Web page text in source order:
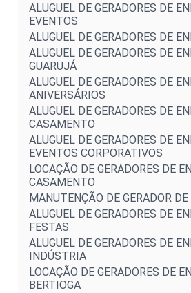
ALUGUEL DE GERADORES DE
EVENTOS
ALUGUEL DE GERADORES DE
ALUGUEL DE GERADORES DE
GUARUJÁ
ALUGUEL DE GERADORES DE
ANIVERSÁRIOS
ALUGUEL DE GERADORES DE
CASAMENTO
ALUGUEL DE GERADORES DE
EVENTOS CORPORATIVOS
LOCAÇÃO DE GERADORES DE
CASAMENTO
MANUTENÇÃO DE GERADOR DE
ALUGUEL DE GERADORES DE
FESTAS
ALUGUEL DE GERADORES DE
INDÚSTRIA
LOCAÇÃO DE GERADORES DE
BERTIOGA